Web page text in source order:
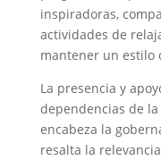
inspiradoras,
actividades de
mantener un estilo
La presencia y
dependencias de
encabeza la
resalta la